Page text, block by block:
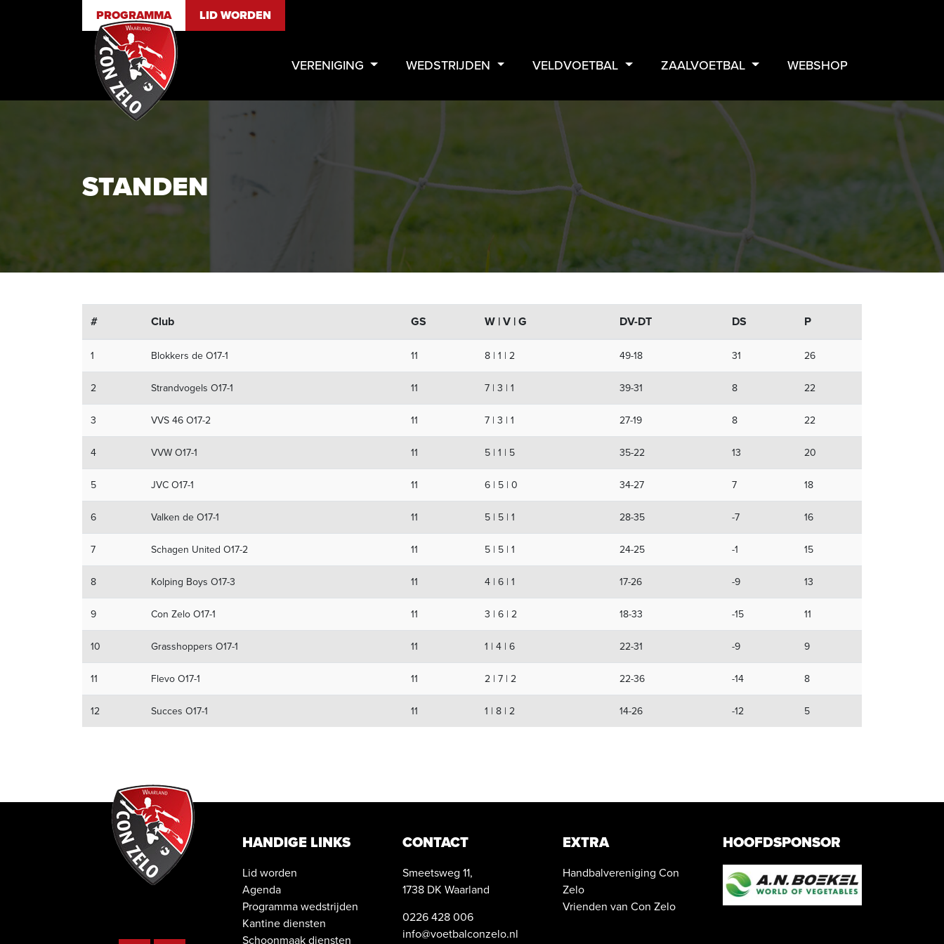
PROGRAMMA LID WORDEN
VERENIGING WEDSTRIJDEN VELDVOETBAL ZAALVOETBAL WEBSHOP
STANDEN
# Club GS W | V | G DV-DT DS P
1 Blokkers de O17-1 11 8 | 1 | 2 49-18 31 26
2 Strandvogels O17-1 11 7 | 3 | 1 39-31 8 22
3 VVS 46 O17-2 11 7 | 3 | 1 27-19 8 22
4 VVW O17-1 11 5 | 1 | 5 35-22 13 20
5 JVC O17-1 11 6 | 5 | 0 34-27 7 18
6 Valken de O17-1 11 5 | 5 | 1 28-35 -7 16
7 Schagen United O17-2 11 5 | 5 | 1 24-25 -1 15
8 Kolping Boys O17-3 11 4 | 6 | 1 17-26 -9 13
9 Con Zelo O17-1 11 3 | 6 | 2 18-33 -15 11
10 Grasshoppers O17-1 11 1 | 4 | 6 22-31 -9 9
11 Flevo O17-1 11 2 | 7 | 2 22-36 -14 8
12 Succes O17-1 11 1 | 8 | 2 14-26 -12 5
HANDIGE LINKS
Lid worden
Agenda
Programma wedstrijden
Kantine diensten
Schoonmaak diensten
CONTACT
Smeetsweg 11,
1738 DK Waarland
0226 428 006
info@voetbalconzelo.nl
EXTRA
Handbalvereniging Con
Zelo
Vrienden van Con Zelo
HOOFDSPONSOR